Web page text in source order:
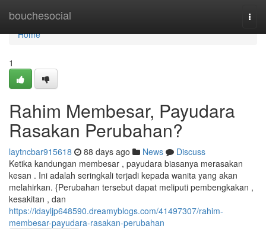
bouchesocial
Home
Home
1
Rahim Membesar, Payudara
Rasakan Perubahan?
laytncbar915618 88 days ago News
Discuss
Ketika kandungan membesar , payudara biasanya merasakan
kesan . Ini adalah seringkali terjadi kepada wanita yang akan
melahirkan. {Perubahan tersebut dapat meliputi pembengkakan ,
kesakitan , dan
https://idayljp648590.dreamyblogs.com/41497307/rahim-
membesar-payudara-rasakan-perubahan